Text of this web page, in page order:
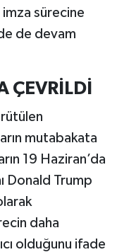
imza sürecine
de devam
ÇEVRİLDİ
mutabakata
19 Haziran’da
Donald Trump
daha
olduğunu ifade